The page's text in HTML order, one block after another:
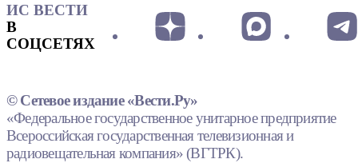
ИС ВЕСТИ
В
СОЦСЕТЯХ
© Сетевое издание «Вести.Ру»
«Федеральное государственное унитарное предприятие
Всероссийская государственная телевизионная и
радиовещательная компания» (ВГТРК).